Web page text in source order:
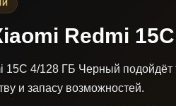
Redmi
4/128 ГБ Черный подойдёт
и запасу возможностей.